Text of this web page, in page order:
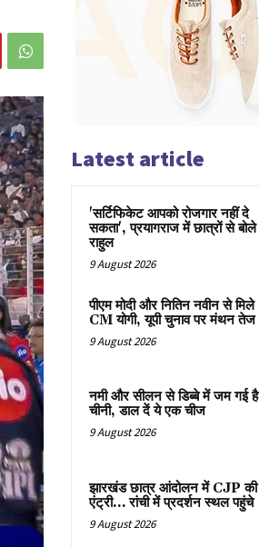
Latest article
'सर्टिफिकेट आपको रोजगार नहीं दे
सकता', प्रयागराज में छात्रों से बोले
राहुल
9 August 2026
पीएम मोदी और नितिन नवीन से मिले
CM योगी, यूपी चुनाव पर मंथन तेज
9 August 2026
नमी और सीलन से डिब्बे में जम गई है
चीनी, डाल दें ये एक चीज
9 August 2026
झारखंड छात्र आंदोलन में CJP की
एंट्री… रांची में प्रदर्शन स्थल पहुंचे
9 August 2026